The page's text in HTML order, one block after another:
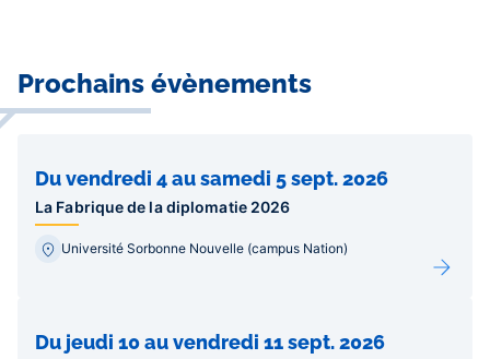
Contenu
central
Prochains évènements
Du vendredi 4 au samedi 5 sept. 2026
La Fabrique de la diplomatie 2026
Université Sorbonne Nouvelle (campus Nation)
Du jeudi 10 au vendredi 11 sept. 2026